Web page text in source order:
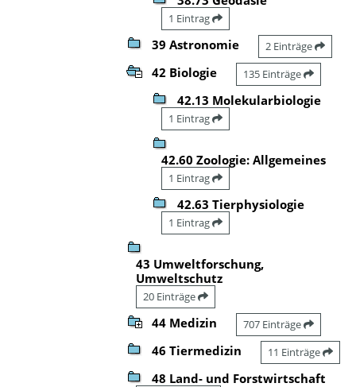
1 Eintrag
39 Astronomie 2 Einträge
42 Biologie 135 Einträge
42.13 Molekularbiologie
1 Eintrag
42.60 Zoologie: Allgemeines
1 Eintrag
42.63 Tierphysiologie
1 Eintrag
43 Umweltforschung,
Umweltschutz
20 Einträge
44 Medizin 707 Einträge
46 Tiermedizin 11 Einträge
48 Land- und Forstwirtschaft